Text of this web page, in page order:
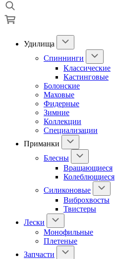
Удилища
Спиннинги
Классические
Кастинговые
Болонские
Маховые
Фидерные
Зимние
Коллекции
Специализации
Приманки
Блесны
Вращающиеся
Колеблющиеся
Силиконовые
Виброхвосты
Твистеры
Лески
Монофильные
Плетеные
Запчасти